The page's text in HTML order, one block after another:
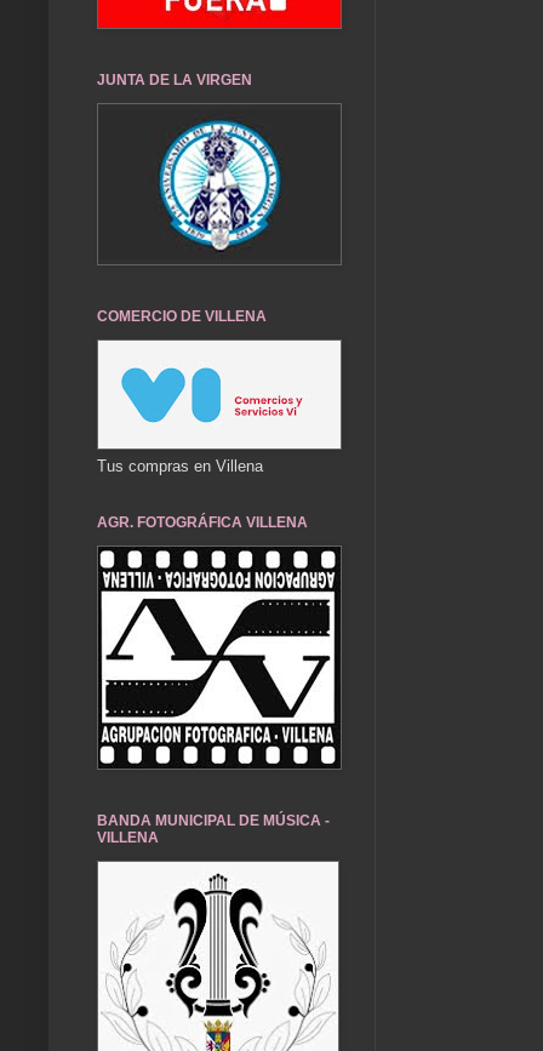
JUNTA DE LA VIRGEN
COMERCIO DE VILLENA
Tus compras en Villena
AGR. FOTOGRÁFICA VILLENA
BANDA MUNICIPAL DE MÚSICA -
VILLENA